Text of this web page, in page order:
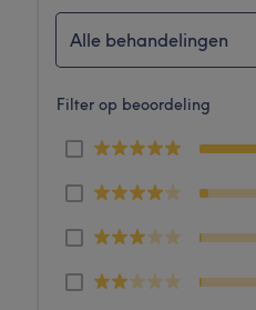
Alle behandelingen
Filter op beoordeling